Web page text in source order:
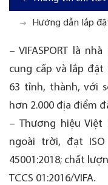
Hướng dẫn lắp
– VIFASPORT là
cung cấp và lắp
63 tỉnh, thành, với
hơn 2.000 địa điểm
– Thương hiệu
ngoài trời, đạt ISO
45001:2018; chất
TCCS 01:2016/VIFA.